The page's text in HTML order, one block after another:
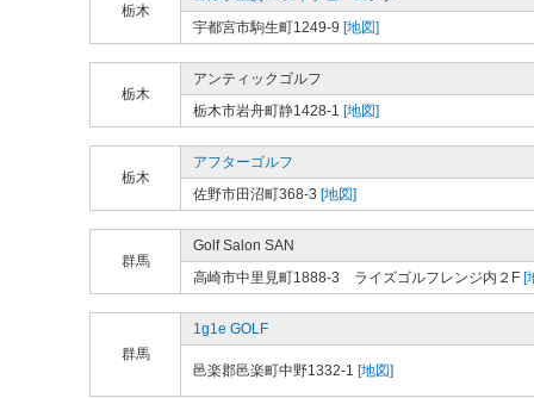
栃木
宇都宮市駒生町1249-9 [地図]
栃木
アンティックゴルフ
栃木市岩舟町静1428-1 [地図]
栃木
アフターゴルフ
佐野市田沼町368-3 [地図]
群馬
Golf Salon SAN
高崎市中里見町1888-3 ライズゴルフレンジ内２F [
群馬
1g1e GOLF
邑楽郡邑楽町中野1332-1 [地図]